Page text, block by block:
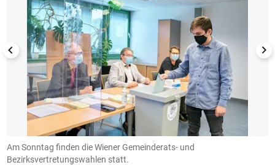
Am Sonntag finden die Wiener Gemeinderats- und
Bezirksvertretungswahlen statt.